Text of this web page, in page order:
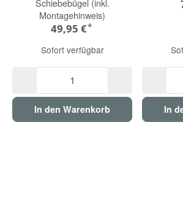
Schiebebügel (inkl.
Montagehinweis)
49,95 €*
Sofort verfügbar
In den Warenkorb In